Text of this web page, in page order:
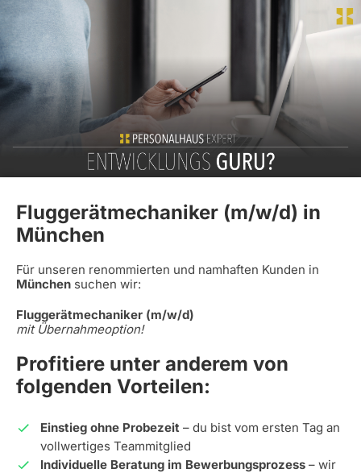
Fluggerätmechaniker (m/w/d) in
München
Für unseren renommierten und namhaften Kunden in
München suchen wir:
Fluggerätmechaniker (m/w/d)
mit Übernahmeoption!
Profitiere unter anderem von
folgenden Vorteilen:
Einstieg ohne Probezeit – du bist vom ersten Tag an
vollwertiges Teammitglied
Individuelle Beratung im Bewerbungsprozess – wir